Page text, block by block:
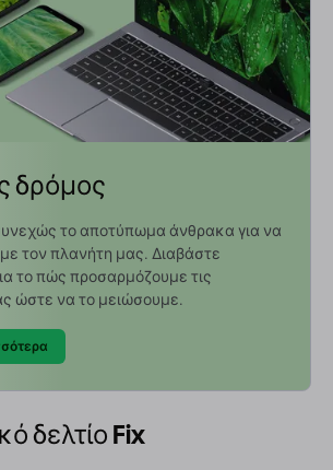
δρόμος
το αποτύπωμα άνθρακα για να
τον πλανήτη μας. Διαβάστε
το πώς προσαρμόζουμε τις
ώστε να το μειώσουμε.
δελτίο Fix